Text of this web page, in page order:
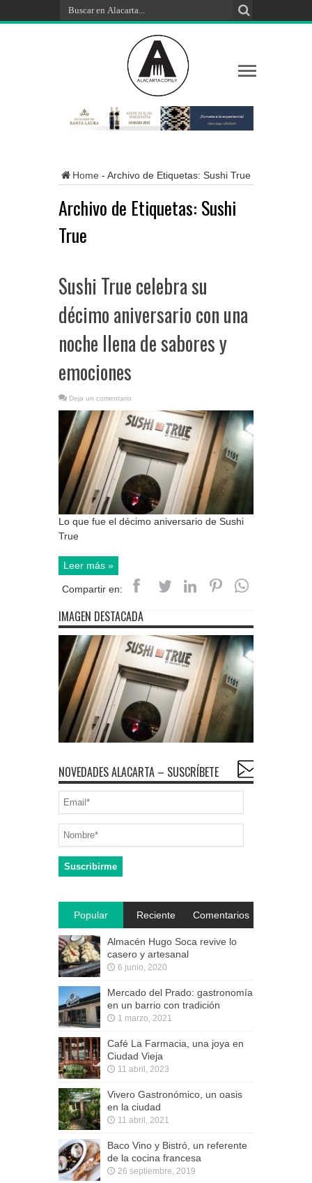
Home - Archivo de Etiquetas: Sushi True
Archivo de Etiquetas: Sushi
True
Sushi True celebra su
décimo aniversario con una
noche llena de sabores y
emociones
Deja un comentario
Lo que fue el décimo aniversario de Sushi
True
Leer más »
Compartir en:
IMAGEN DESTACADA
NOVEDADES ALACARTA – SUSCRÍBETE
Popular Reciente Comentarios
Almacén Hugo Soca revive lo
casero y artesanal
6 junio, 2020
Mercado del Prado: gastronomía
en un barrio con tradición
1 marzo, 2021
Café La Farmacia, una joya en
Ciudad Vieja
11 abril, 2023
Vivero Gastronómico, un oasis
en la ciudad
11 abril, 2021
Baco Vino y Bistró, un referente
de la cocina francesa
26 septiembre, 2019